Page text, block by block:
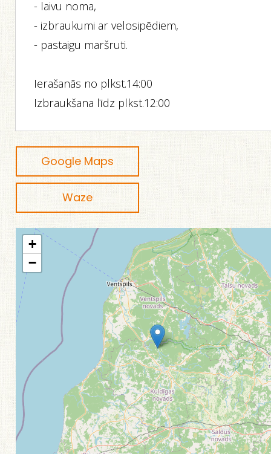
- laivu noma,
- izbraukumi ar velosipēdiem,
- pastaigu maršruti.
Ierašanās no plkst.14:00
Izbraukšana līdz plkst.12:00
Google Maps
Waze
+
−